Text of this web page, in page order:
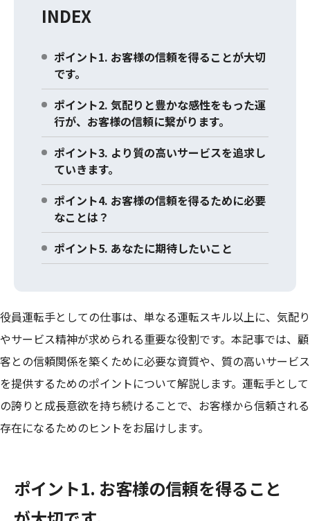
INDEX
ポイント1. お客様の信頼を得ることが大切
です。
ポイント2. 気配りと豊かな感性をもった運
行が、お客様の信頼に繋がります。
ポイント3. より質の高いサービスを追求し
ていきます。
ポイント4. お客様の信頼を得るために必要
なことは？
ポイント5. あなたに期待したいこと
役員運転手としての仕事は、単なる運転スキル以上に、気配り
やサービス精神が求められる重要な役割です。本記事では、顧
客との信頼関係を築くために必要な資質や、質の高いサービス
を提供するためのポイントについて解説します。運転手として
の誇りと成長意欲を持ち続けることで、お客様から信頼される
存在になるためのヒントをお届けします。
ポイント1. お客様の信頼を得ること